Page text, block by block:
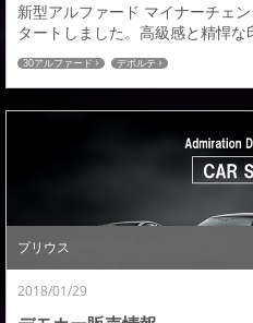
新型アルファード マイナーチェ
タートしました。高級感と精悍
後、さらに大型化されたフロント
に加飾されたメッキデザインが今
スタマイズを加速させるスタイ
ド。高級感はそのままにアルフ
き出すアドミレイションらしいエ
30アルファード デポルテ
プリウス
2018/01/29